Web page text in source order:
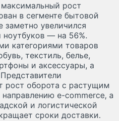
рост
в сегменте бытовой
увеличился
ноутбуков — на 56%.
категориями товаров
текстиль, белье,
и аксессуары, а
рост оборота с растущим
e-commerce, а
и логистической
сроки доставки.